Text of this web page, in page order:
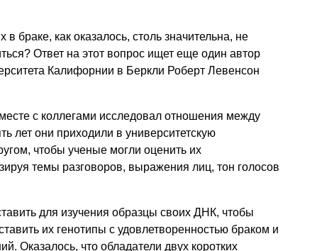
браке, как оказалось, столь значительна, не
Ответ на этот вопрос ищет еще один автор
Калифорнии в Беркли Роберт Левенсон
с коллегами исследовал отношения между
лет они приходили в университетскую
чтобы ученые могли оценить их
темы разговоров, выражения лиц, тон голосов
для изучения образцы своих ДНК, чтобы
их генотипы с удовлетворенностью браком и
Оказалось, что обладатели двух коротких